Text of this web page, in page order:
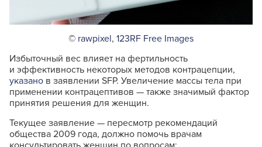
© rawpixel, 123RF Free Images
Избыточный вес влияет на фертильность
и эффективность некоторых методов контрацепции,
указано в заявлении SFP. Увеличение массы тела при
применении контрацептивов — также значимый фактор
принятия решения для женщин.
Текущее заявление — пересмотр рекомендаций
общества 2009 года, должно помочь врачам